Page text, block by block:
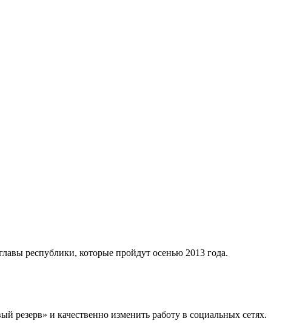
республики, которые пройдут осенью 2013 года.
и качественно изменить работу в социальных сетях.